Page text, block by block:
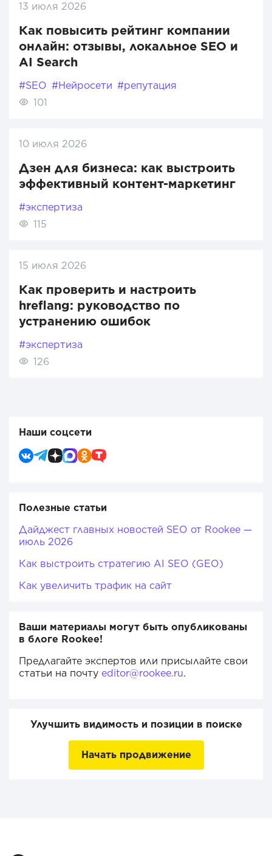
13 июля 2026
Как повысить рейтинг компании
онлайн: отзывы, локальное SEO и
AI Search
#SEO #Нейросети #репутация
101
10 июля 2026
Дзен для бизнеса: как выстроить
эффективный контент-маркетинг
#экспертиза
115
15 июля 2026
Как проверить и настроить
hreflang: руководство по
устранению ошибок
#экспертиза
126
Наши соцсети
Полезные статьи
Дайджест главных новостей SEO от Rookee —
июль 2026
Как выстроить стратегию AI SEO (GEO)
Как увеличить трафик на сайт
Ваши материалы могут быть опубликованы
в блоге Rookee!
Предлагайте экспертов или присылайте свои
статьи на почту editor@rookee.ru.
Улучшить видимость и позиции в поиске
Начать продвижение